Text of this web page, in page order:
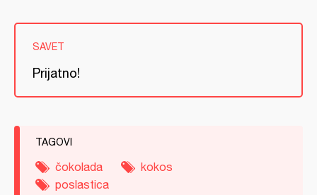
SAVET
Prijatno!
TAGOVI
čokolada
kokos
poslastica